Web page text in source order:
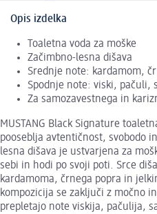
Opis izdelka
Toaletna voda za moške
Začimbno-lesna dišava
Srednje note: kardamom,
Spodnje note: viski, pačuli,
Za samozavestnega in
MUSTANG Black Signature
pooseblja avtentičnost, svobodo
lesna dišava je ustvarjena za
sebi in hodi po svoji poti. Srce
kardamoma, črnega popra in
kompozicija se zaključi z močno
prepletajo note viskija, pačulija,